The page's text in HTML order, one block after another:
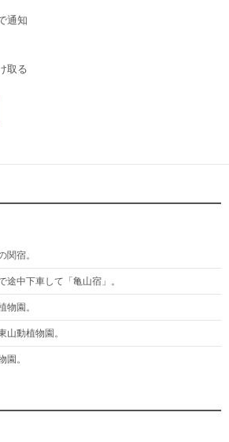
通知
取る
関宿。
中下車して「亀山宿」。
物園。
山動植物園。
園。